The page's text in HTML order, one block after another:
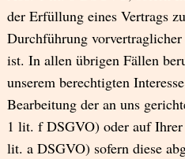
der Erfüllung eines Vertrags
Durchführung
ist. In allen übrigen Fällen
unserem berechtigten
Bearbeitung der an uns
1 lit. f DSGVO) oder auf
lit. a DSGVO) sofern diese